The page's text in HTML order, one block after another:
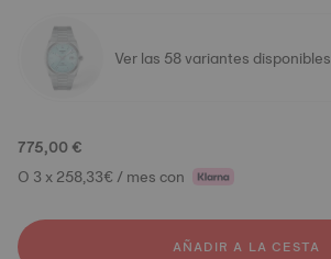
Ver las 58 variantes disponibles
775,00 €
O 3 x 258,33€ / mes con
AÑADIR A LA CESTA